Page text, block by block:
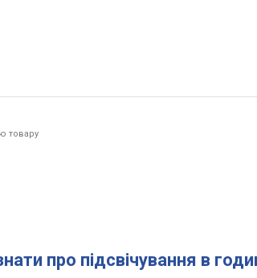
товару
про підсвічування в